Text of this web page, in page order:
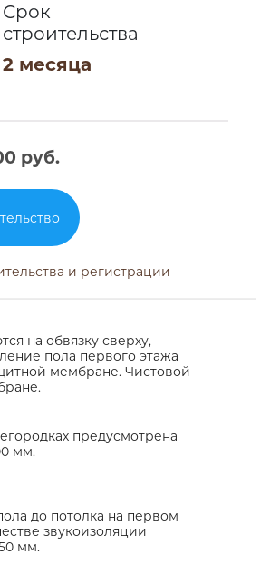
Срок
строительства
2 месяца
руб.
и регистрации
на обвязку сверху,
пола первого этажа
мембране. Чистовой
предусмотрена
мм.
до потолка на первом
звукоизоляции
мм.